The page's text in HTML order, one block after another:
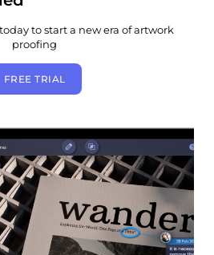
to start a new era of artwork
proofing
FREE TRIAL